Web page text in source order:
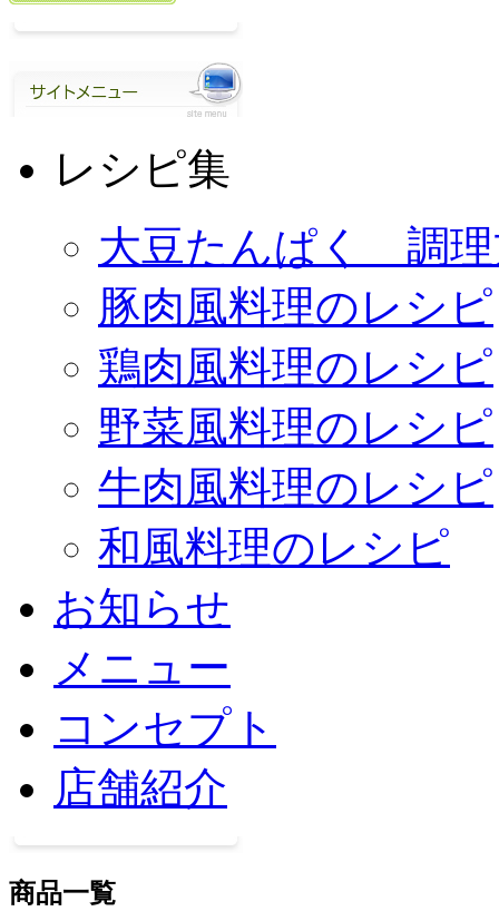
レシピ集
大豆たんぱく 調理
豚肉風料理のレシピ
鶏肉風料理のレシピ
野菜風料理のレシピ
牛肉風料理のレシピ
和風料理のレシピ
お知らせ
メニュー
コンセプト
店舗紹介
商品一覧